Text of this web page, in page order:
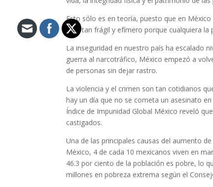
Esto sólo es en teoría, puesto que en
algo tan frágil y efímero porque cualquiera la
La inseguridad en nuestro país ha escalado
guerra al narcotráfico, México empezó a
de personas sin dejar rastro.
La violencia y el crimen son tan cotidianos
hay un día que no se cometa un asesinato
Índice de Impunidad Global México reveló
castigados.
Una de las principales causas del aumento
México, 4 de cada 10 mexicanos viven en
46.3 por ciento de la población es pobre, lo
millones en pobreza extrema según el